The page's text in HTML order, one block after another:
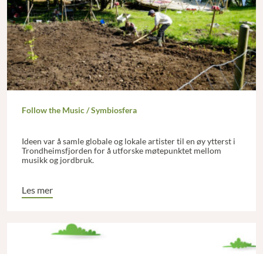
Follow the Music / Symbiosfera
Ideen var å samle globale og lokale artister til en øy ytterst i
Trondheimsfjorden for å utforske møtepunktet mellom
musikk og jordbruk.
Les mer